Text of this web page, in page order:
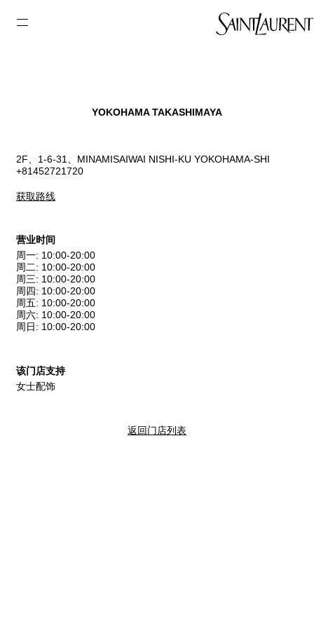
YOKOHAMA TAKASHIMAYA
2F、1-6-31、MINAMISAIWAI NISHI-KU YOKOHAMA-SHI
+81452721720
获取路线
营业时间
周一: 10:00-20:00
周二: 10:00-20:00
周三: 10:00-20:00
周四 : 10:00-20:00
周五: 10:00-20:00
周六: 10:00-20:00
周日 : 10:00-20:00
该门店支持
女士配饰
返回门店列表